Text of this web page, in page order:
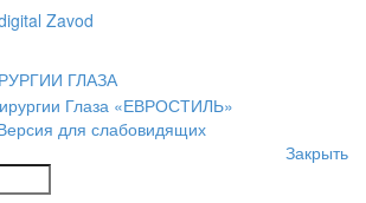
Zavod
ГЛАЗА
для слабовидящих
Закрыть